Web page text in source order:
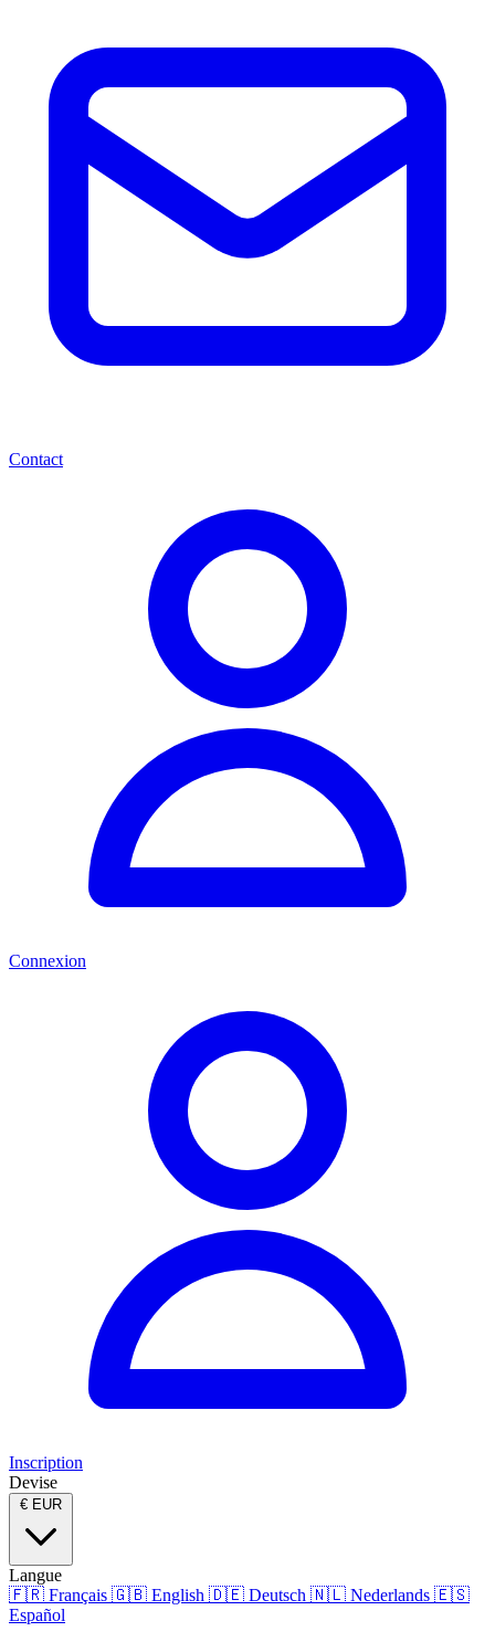
Contact
Connexion
Inscription
Devise
€ EUR
Langue
🇫🇷 Français 🇬🇧 English 🇩🇪 Deutsch 🇳🇱 Nederlands 🇪🇸
Español